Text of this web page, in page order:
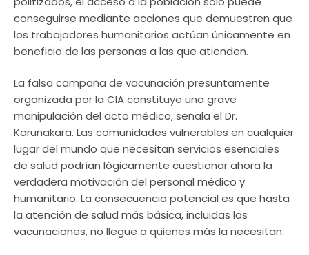
conseguirse mediante acciones que demuestren que
los trabajadores humanitarios actúan únicamente en
beneficio de las personas a las que atienden.
La falsa campaña de vacunación presuntamente
organizada por la CIA constituye una grave
manipulación del acto médico, señala el Dr.
Karunakara. Las comunidades vulnerables en cualquier
lugar del mundo que necesitan servicios esenciales
de salud podrían lógicamente cuestionar ahora la
verdadera motivación del personal médico y
humanitario. La consecuencia potencial es que hasta
la atención de salud más básica, incluidas las
vacunaciones, no llegue a quienes más la necesitan.